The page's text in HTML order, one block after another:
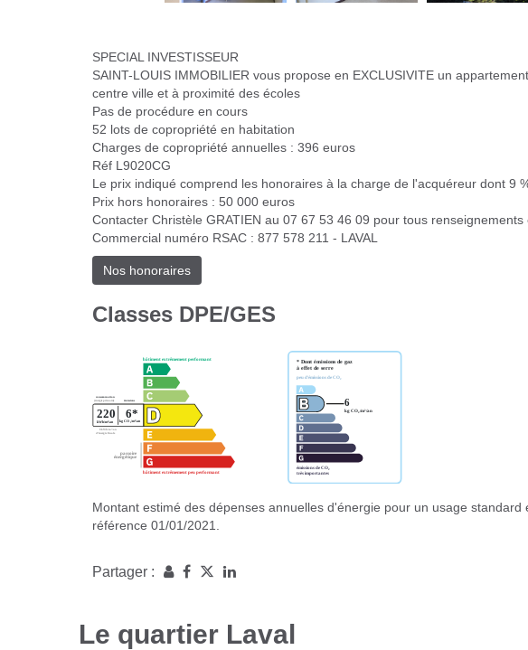
SPECIAL INVESTISSEUR
SAINT-LOUIS IMMOBILIER vous propose en EXCLUSIVITE un
centre ville et à proximité des écoles
Pas de procédure en cours
52 lots de copropriété en habitation
Charges de copropriété annuelles : 396 euros
Réf L9020CG
Le prix indiqué comprend les honoraires à la charge de l'acquéreur dont 9
Prix hors honoraires : 50 000 euros
Contacter Christèle GRATIEN au 07 67 53 46 09 pour tous renseignements
Commercial numéro RSAC : 877 578 211 - LAVAL
Nos honoraires
Classes DPE/GES
Montant estimé des dépenses annuelles d'énergie pour un usage
référence 01/01/2021.
Partager :
Le quartier Laval